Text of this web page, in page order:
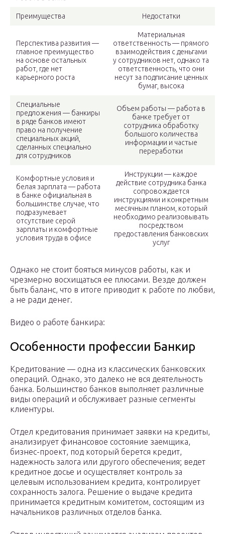
Преимущества Недостатки
Перспектива развития —
главное преимущество
на основе остальных
работ, где нет
карьерного роста
Материальная
ответственность — прямого
взаимодействия с деньгами
у сотрудников нет, однако та
ответственность, что они
несут за подписание ценных
бумаг, высока
Специальные
предложения — банкиры
в ряде банков имеют
право на получение
специальных акций,
сделанных специально
для сотрудников
Объем работы — работа в
банке требует от
сотрудника обработку
большого количества
информации и частые
переработки
Комфортные условия и
белая зарплата — работа
в банке официальная в
большинстве случае, что
подразумевает
отсутствие серой
зарплаты и комфортные
условия труда в офисе
Инструкции — каждое
действие сотрудника банка
сопровождается
инструкциями и конкретным
месячным планом, который
необходимо реализовывать
посредством
предоставления банковских
услуг
Однако не стоит бояться минусов работы, как и
чрезмерно восхищаться ее плюсами. Везде должен
быть баланс, что в итоге приводит к работе по любви,
а не ради денег.
Видео о работе банкира:
Особенности профессии Банкир
Кредитование — одна из классических банковских
операций. Однако, это далеко не вся деятельность
банка. Большинство банков выполняет различные
виды операций и обслуживает разные сегменты
клиентуры.
Отдел кредитования принимает заявки на кредиты,
анализирует финансовое состояние заемщика,
бизнес-проект, под который берется кредит,
надежность залога или другого обеспечения; ведет
кредитное досье и осуществляет контроль за
целевым использованием кредита, контролирует
сохранность залога. Решение о выдаче кредита
принимается кредитным комитетом, состоящим из
начальников различных отделов банка.